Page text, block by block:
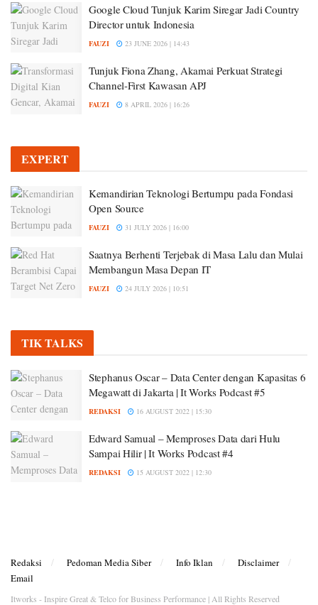
Google Cloud Tunjuk Karim Siregar Jadi Country
Director untuk Indonesia
FAUZI 23 JUNE 2026 | 14:43
Tunjuk Fiona Zhang, Akamai Perkuat Strategi
Channel-First Kawasan APJ
FAUZI 8 APRIL 2026 | 16:26
EXPERT
Kemandirian Teknologi Bertumpu pada Fondasi
Open Source
FAUZI 31 JULY 2026 | 16:00
Saatnya Berhenti Terjebak di Masa Lalu dan Mulai
Membangun Masa Depan IT
FAUZI 24 JULY 2026 | 10:51
TIK TALKS
Stephanus Oscar – Data Center dengan Kapasitas 6
Megawatt di Jakarta | It Works Podcast #5
REDAKSI 16 AUGUST 2022 | 15:30
Edward Samual – Memproses Data dari Hulu
Sampai Hilir | It Works Podcast #4
REDAKSI 15 AUGUST 2022 | 12:30
Redaksi Pedoman Media Siber Info Iklan
Disclaimer
Email
Itworks - Inspire Great & Telco for Business Performance | All Rights Reserved